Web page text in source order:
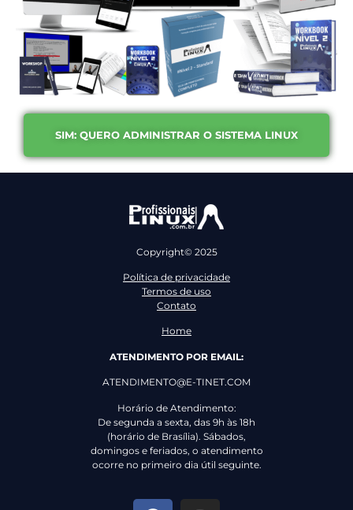
SIM: QUERO ADMINISTRAR O SISTEMA LINUX
Copyright© 2025
Política de privacidade
Termos de uso
Contato
Home
ATENDIMENTO POR EMAIL:
ATENDIMENTO@E-TINET.COM
Horário de Atendimento:
De segunda a sexta, das 9h às 18h
(horário de Brasília). Sábados,
domingos e feriados, o atendimento
ocorre no primeiro dia útil seguinte.